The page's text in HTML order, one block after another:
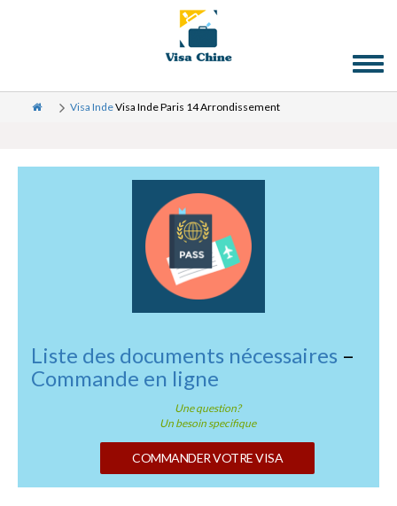
Visa IndeVisa Inde Paris 14 Arrondissement
Liste des documents nécessaires –
Commande en ligne
Une question?
Un besoin specifique
COMMANDER VOTRE VISA